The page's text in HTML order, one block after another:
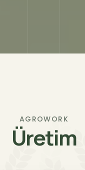
AGROWORK
Üretim